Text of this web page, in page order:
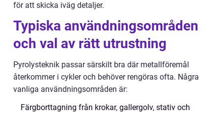
för att skicka iväg detaljer.
Typiska användningsområden
och val av rätt utrustning
Pyrolysteknik passar särskilt bra där metallföremål
återkommer i cykler och behöver rengöras ofta. Några
vanliga användningsområden är:
Färgborttagning från krokar, gallergolv, stativ och